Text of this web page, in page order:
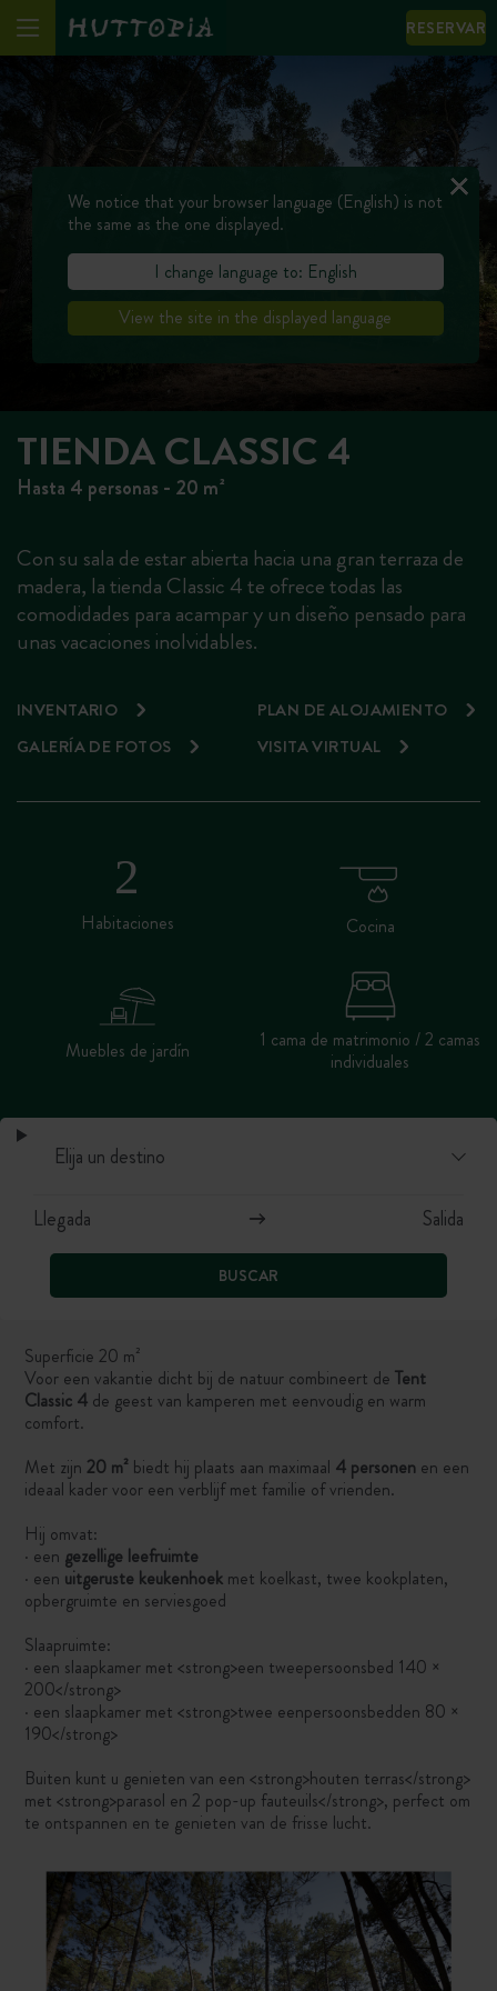
RESERVAR
TIENDA CLASSIC 4
Hasta 4 personas - 20 m²
Con su sala de estar abierta hacia una gran terraza de
madera, la tienda Classic 4 te ofrece todas las
comodidades para acampar y un diseño pensado para
unas vacaciones inolvidables.
INVENTARIO
PLAN DE ALOJAMIENTO
GALERÍA DE FOTOS
VISITA VIRTUAL
Habitaciones Cocina
Muebles de jardín
1 cama de matrimonio / 2 camas
individuales
BUSCAR
Superficie 20 m²
Voor een vakantie dicht bij de natuur combineert deTent
Classic 4 de geest van kamperen met eenvoudig en warm
comfort.
Met zijn 20 m² biedt hij plaats aan maximaal 4 personen en een
ideaal kader voor een verblijf met familie of vrienden.
Hij omvat:
· een gezellige leefruimte
· een uitgeruste keukenhoek met koelkast, twee kookplaten,
opbergruimte en serviesgoed
Slaapruimte:
· een slaapkamer met <strong>een tweepersoonsbed 140 ×
200</strong>
· een slaapkamer met <strong>twee eenpersoonsbedden 80 ×
190</strong>
Buiten kunt u genieten van een <strong>houten terras</strong>
met <strong>parasol en 2 pop-up fauteuils</strong>, perfect om
te ontspannen en te genieten van de frisse lucht.
We notice that your browser language (English) is not
the same as the one displayed.
I change language to: English
View the site in the displayed language